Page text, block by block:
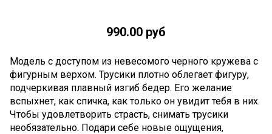
990.00 руб
Модель с доступом из невесомого черного кружева с
фигурным верхом. Трусики плотно облегает фигуру,
подчеркивая плавный изгиб бедер. Его желание
вспыхнет, как спичка, как только он увидит тебя в них.
Чтобы удовлетворить страсть, снимать трусики
необязательно. Подари себе новые ощущения,